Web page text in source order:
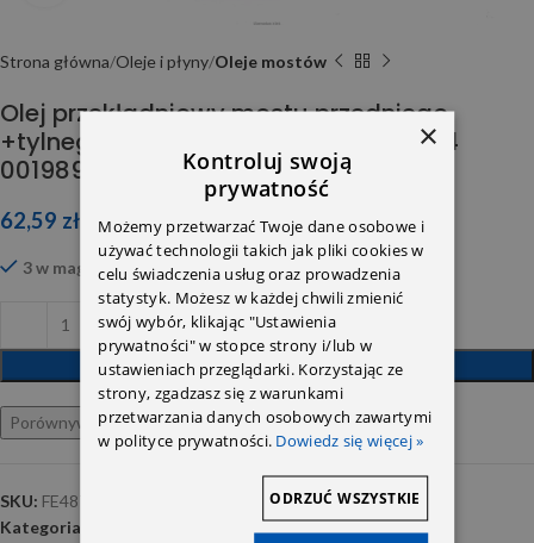
Strona główna Oleje i płyny Oleje mostów
Olej przekładniowy mostu przedniego
+tylnego ML163/164 + W203/211 235.74
0019893303 12 Febi
62,59 zł
3 w magazynie
DODAJ DO KOSZYKA
Porównywarka Ulubione
SKU: FE48785
Kategoria:
×
Kontroluj swoją
prywatność
Możemy przetwarzać Twoje dane osobowe i
używać technologii takich jak pliki cookies w
celu świadczenia usług oraz prowadzenia
statystyk. Możesz w każdej chwili zmienić
swój wybór, klikając "Ustawienia
prywatności" w stopce strony i/lub w
ustawieniach przeglądarki. Korzystając ze
strony, zgadzasz się z warunkami
przetwarzania danych osobowych zawartymi
w polityce prywatności. Dowiedz się więcej »
ODRZUĆ WSZYSTKIE